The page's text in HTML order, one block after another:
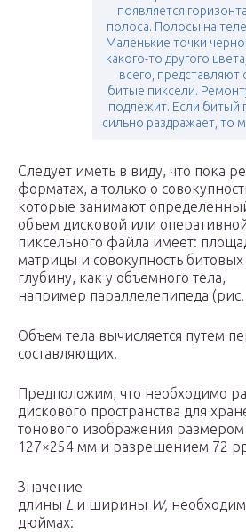
появляется
полоса. Полосы на
Маленькие точки
какого-то другого
всего, представляют
битые пиксели.
подлежит. Если битый
сильно раздражает, то
Следует иметь в виду, что пока
форматах, а только о
которые занимают
объем дисковой или
пиксельного файла имеет:
матрицы и совокупность
глубину, как у объемного тела,
например параллелепипеда (рис.
Объем тела вычисляется путем
составляющих.
Предположим, что необходимо
дискового пространства для
тонового изображения размером
127×254 мм и разрешением 72
Значение
длины L и ширины W,
дюймах: